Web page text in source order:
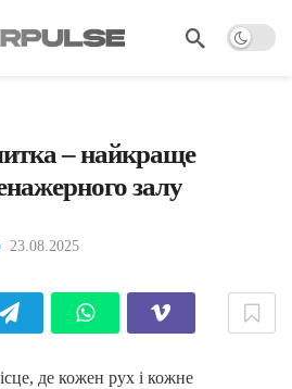
– найкраще
залу
23.08.2025
де кожен рух і кожне